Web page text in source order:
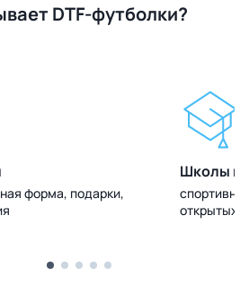
DTF-футболки?
форма, подарки,
Школы и
открытых